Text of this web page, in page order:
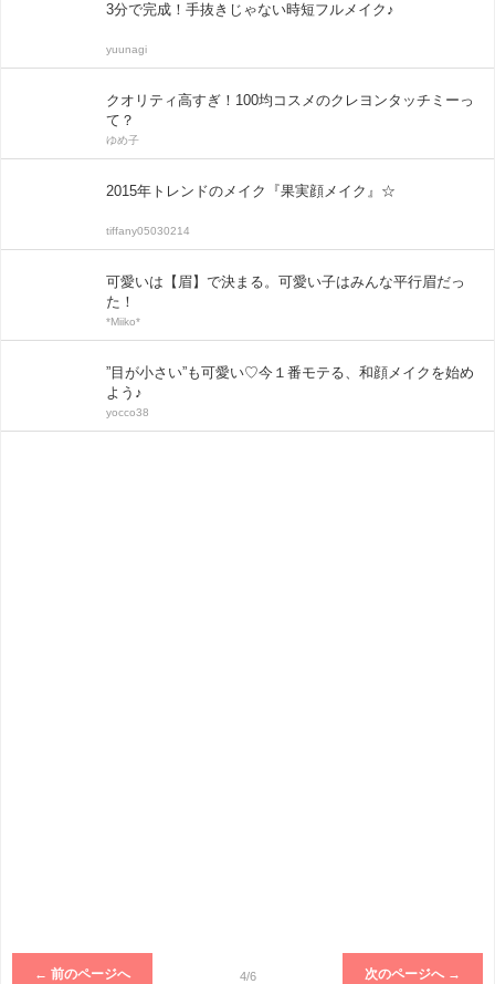
3分で完成！手抜きじゃない時短フルメイク♪
yuunagi
クオリティ高すぎ！100均コスメのクレヨンタッチミーっ
て？
ゆめ子
2015年トレンドのメイク『果実顔メイク』☆
tiffany05030214
可愛いは【眉】で決まる。可愛い子はみんな平行眉だっ
た！
*Miiko*
”目が小さい”も可愛い♡今１番モテる、和顔メイクを始め
よう♪
yocco38
← 前のページへ 4/6 次のページへ →